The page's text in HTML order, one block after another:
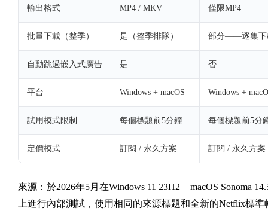
輸出格式 MP4 / MKV 僅限MP4
批量下載（整季） 是（整季排隊） 部分——逐集下
自動跳過嵌入式廣告 是 否
平台 Windows + macOS Windows +
試用模式限制 每個標題前5分鐘 每個標題前5分
定價模式 訂閱 / 永久方案 訂閱 / 永久方案
來源：於2026年5月在Windows 11 23H2 + macOS Sonoma
上進行內部測試，使用相同的來源標題和全新的Netflix標準